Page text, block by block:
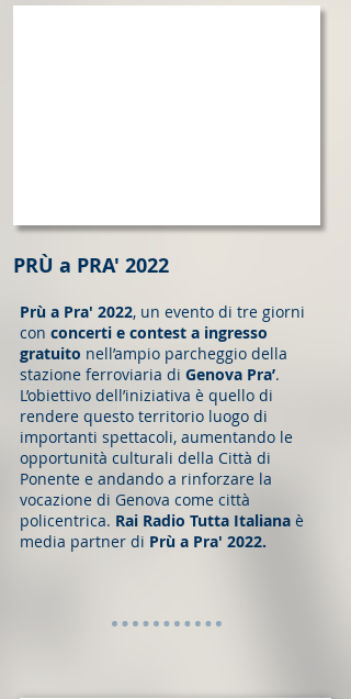
PRÙ a PRA' 2022
Prù a Pra' 2022, un evento di tre giorni
con concerti e contest a ingresso
gratuito nell’ampio parcheggio della
stazione ferroviaria di Genova Pra’.
L’obiettivo dell’iniziativa è quello di
rendere questo territorio luogo di
importanti spettacoli, aumentando le
opportunità culturali della Città di
Ponente e andando a rinforzare la
vocazione di Genova come città
policentrica. Rai Radio Tutta Italiana è
media partner di Prù a Pra' 2022.